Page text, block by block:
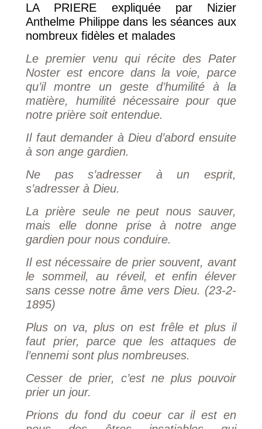
LA PRIERE expliquée par Nizier
Anthelme Philippe dans les séances aux
nombreux fidèles et malades
Le premier venu qui récite des Pater
Noster est encore dans la voie, parce
qu’il montre un geste d’humilité à la
matière, humilité nécessaire pour que
notre prière soit entendue.
Il faut demander à Dieu d’abord ensuite
à son ange gardien.
Ne pas s’adresser à un esprit,
s’adresser à Dieu.
La prière seule ne peut nous sauver,
mais elle donne prise à notre ange
gardien pour nous conduire.
Il est nécessaire de prier souvent, avant
le sommeil, au réveil, et enfin élever
sans cesse notre âme vers Dieu. (23-2-
1895)
Plus on va, plus on est frêle et plus il
faut prier, parce que les attaques de
l’ennemi sont plus nombreuses.
Cesser de prier, c’est ne plus pouvoir
prier un jour.
Prions du fond du coeur car il est en